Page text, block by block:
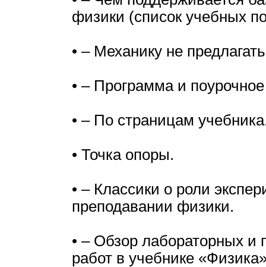
физики (список учебных
• – Механику не
• – Программа и
• – По страницам
• Точка опоры.
• – Классики о роли
преподавании физики.
• – Обзор лабораторных и
работ в учебнике